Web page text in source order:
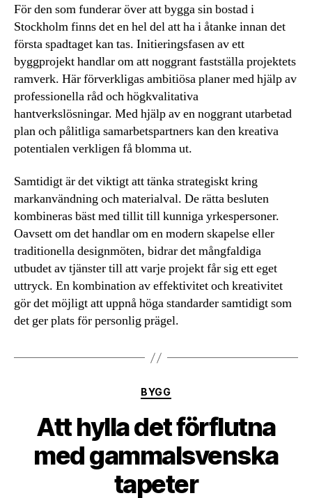
För den som funderar över att bygga sin bostad i
Stockholm finns det en hel del att ha i åtanke innan det
första spadtaget kan tas. Initieringsfasen av ett
byggprojekt handlar om att noggrant fastställa projektets
ramverk. Här förverkligas ambitiösa planer med hjälp av
professionella råd och högkvalitativa
hantverkslösningar. Med hjälp av en noggrant utarbetad
plan och pålitliga samarbetspartners kan den kreativa
potentialen verkligen få blomma ut.
Samtidigt är det viktigt att tänka strategiskt kring
markanvändning och materialval. De rätta besluten
kombineras bäst med tillit till kunniga yrkespersoner.
Oavsett om det handlar om en modern skapelse eller
traditionella designmöten, bidrar det mångfaldiga
utbudet av tjänster till att varje projekt får sig ett eget
uttryck. En kombination av effektivitet och kreativitet
gör det möjligt att uppnå höga standarder samtidigt som
det ger plats för personlig prägel.
Kategorier
BYGG
Att hylla det förflutna
med gammalsvenska
tapeter